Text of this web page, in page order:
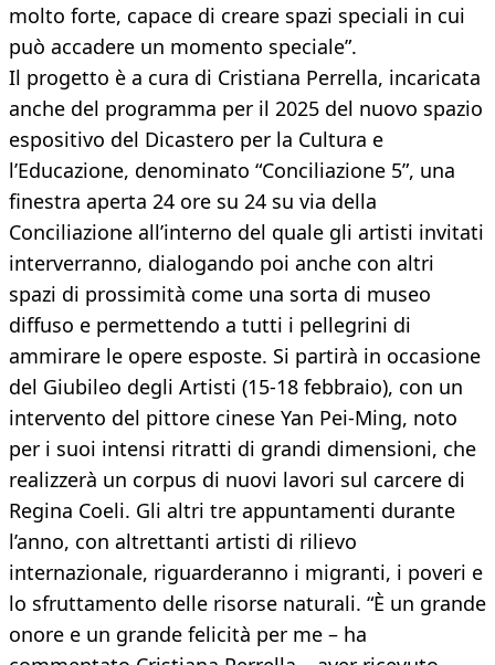
molto forte, capace di creare spazi speciali in cui
può accadere un momento speciale”.
Il progetto è a cura di Cristiana Perrella, incaricata
anche del programma per il 2025 del nuovo spazio
espositivo del Dicastero per la Cultura e
l’Educazione, denominato “Conciliazione 5”, una
finestra aperta 24 ore su 24 su via della
Conciliazione all’interno del quale gli artisti invitati
interverranno, dialogando poi anche con altri
spazi di prossimità come una sorta di museo
diffuso e permettendo a tutti i pellegrini di
ammirare le opere esposte. Si partirà in occasione
del Giubileo degli Artisti (15-18 febbraio), con un
intervento del pittore cinese Yan Pei-Ming, noto
per i suoi intensi ritratti di grandi dimensioni, che
realizzerà un corpus di nuovi lavori sul carcere di
Regina Coeli. Gli altri tre appuntamenti durante
l’anno, con altrettanti artisti di rilievo
internazionale, riguarderanno i migranti, i poveri e
lo sfruttamento delle risorse naturali. “È un grande
onore e un grande felicità per me – ha